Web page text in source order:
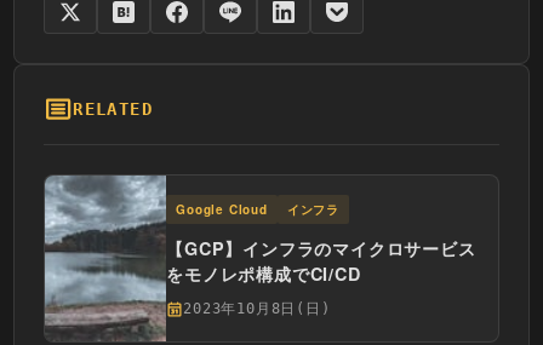
RELATED
Google Cloud インフラ
【GCP】インフラのマイクロサービス
をモノレポ構成でCI/CD
2023年10月8日(日)